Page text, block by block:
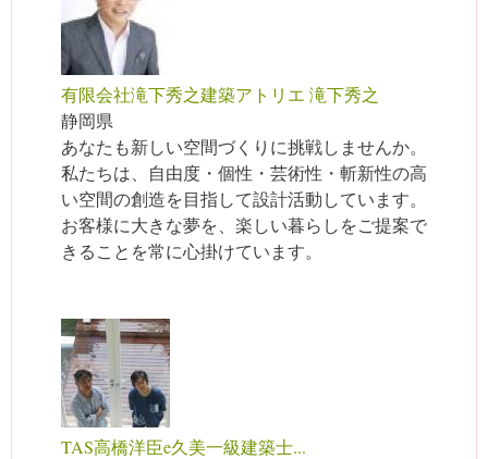
有限会社滝下秀之建築アトリエ 滝下秀之
静岡県
あなたも新しい空間づくりに挑戦しませんか。
私たちは、自由度・個性・芸術性・斬新性の高
い空間の創造を目指して設計活動しています。
お客様に大きな夢を、楽しい暮らしをご提案で
きることを常に心掛けています。
TAS高橋洋臣e久美一級建築士...